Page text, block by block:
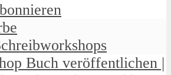
Buch veröffentlichen |